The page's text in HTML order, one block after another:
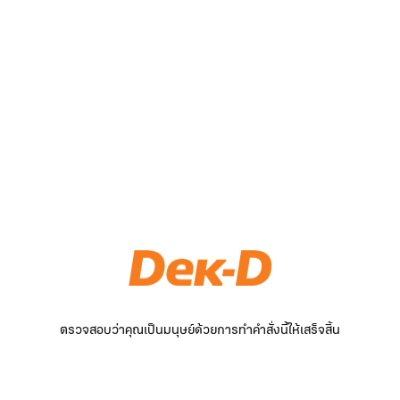
ตรวจสอบว่าคุณเป็นมนุษย์ด้วยการทำคำสั่งนี้ให้เสร็จสิ้น